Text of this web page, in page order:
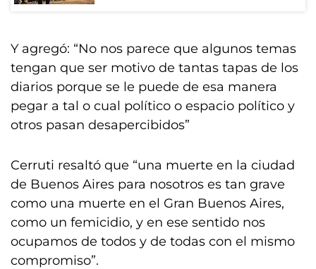
Y agregó: “No nos parece que algunos temas
tengan que ser motivo de tantas tapas de los
diarios porque se le puede de esa manera
pegar a tal o cual político o espacio político y
otros pasan desapercibidos”
Cerruti resaltó que “una muerte en la ciudad
de Buenos Aires para nosotros es tan grave
como una muerte en el Gran Buenos Aires,
como un femicidio, y en ese sentido nos
ocupamos de todos y de todas con el mismo
compromiso”.